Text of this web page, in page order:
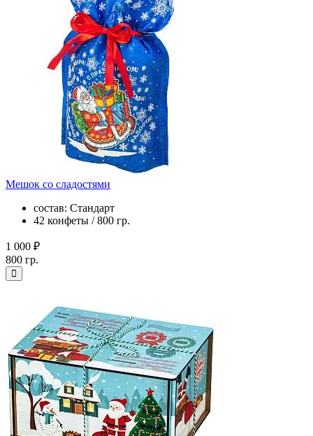
Мешок со сладостями
состав: Стандарт
42 конфеты / 800 гр.
1 000 ₽
800 гр.